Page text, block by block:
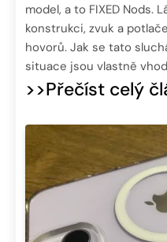
model, a to FIXED Nods.
konstrukci, zvuk a
hovorů. Jak se tato
situace jsou vlastně
>>Přečíst celý